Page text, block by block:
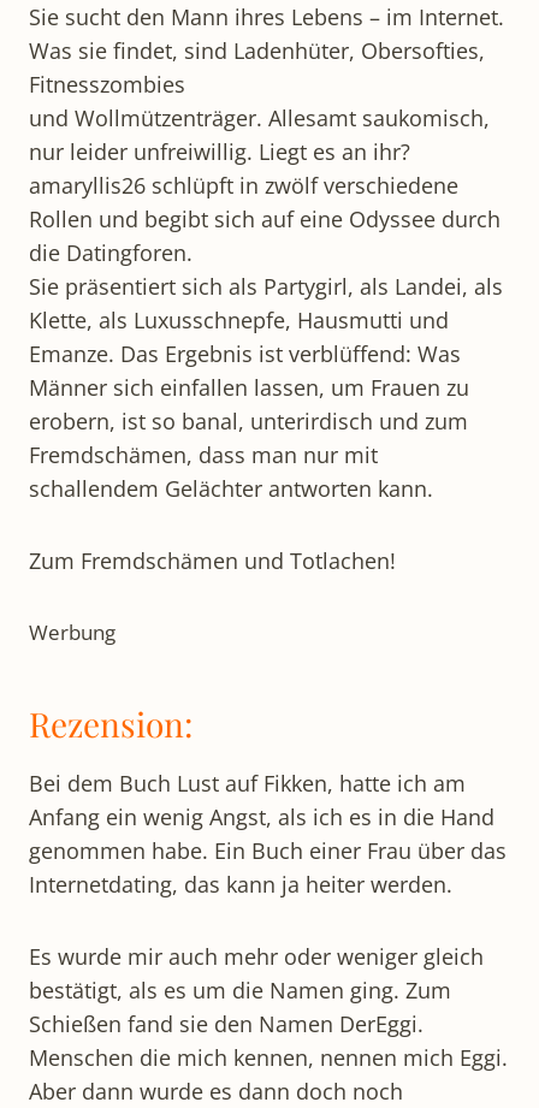
Sie sucht den Mann ihres Lebens – im Internet.
Was sie findet, sind Ladenhüter, Obersofties,
Fitnesszombies
und Wollmützenträger. Allesamt saukomisch,
nur leider unfreiwillig. Liegt es an ihr?
amaryllis26 schlüpft in zwölf verschiedene
Rollen und begibt sich auf eine Odyssee durch
die Datingforen.
Sie präsentiert sich als Partygirl, als Landei, als
Klette, als Luxusschnepfe, Hausmutti und
Emanze. Das Ergebnis ist verblüffend: Was
Männer sich einfallen lassen, um Frauen zu
erobern, ist so banal, unterirdisch und zum
Fremdschämen, dass man nur mit
schallendem Gelächter antworten kann.
Zum Fremdschämen und Totlachen!
Werbung
Rezension:
Bei dem Buch Lust auf Fikken, hatte ich am
Anfang ein wenig Angst, als ich es in die Hand
genommen habe. Ein Buch einer Frau über das
Internetdating, das kann ja heiter werden.
Es wurde mir auch mehr oder weniger gleich
bestätigt, als es um die Namen ging. Zum
Schießen fand sie den Namen DerEggi.
Menschen die mich kennen, nennen mich Eggi.
Aber dann wurde es dann doch noch